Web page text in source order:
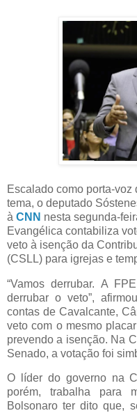
Escalado como porta-
tema, o deputado
à CNN nesta segunda-
Evangélica contabiliza
veto à isenção da
(CSLL) para igrejas e
“Vamos derrubar. A
derrubar o veto”,
contas de Cavalcante,
veto com o mesmo
prevendo a isenção. Na
Senado, a votação foi
O líder do governo na
porém, trabalha para
Bolsonaro ter dito que,